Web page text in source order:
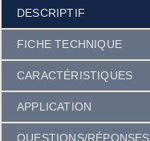
DESCRIPTIF
FICHE TECHNIQUE
CARACTÉRISTIQUES
APPLICATION
QUESTIONS/RÉPONSES